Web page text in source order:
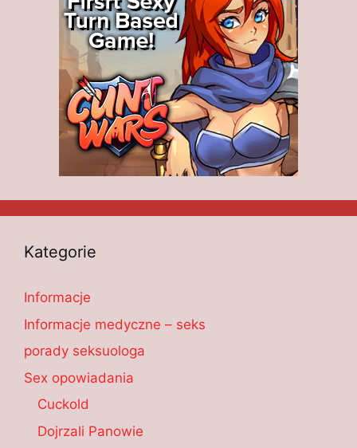
Kategorie
Informacje
Informacje medyczne – seks
porady seksuologa
Sex opowiadania
Cuckold
Dojrzali Panowie